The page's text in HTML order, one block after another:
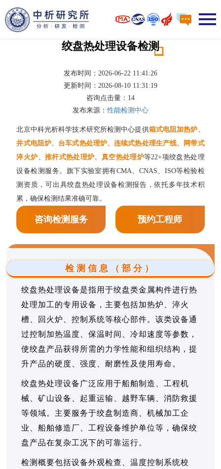
绞盘热处理设备检测
发布时间：2026-06-22 11:41:26
更新时间：2026-08-10 11:31:19
咨询点击量： 14
发布来源：性能检测中心
北京中科光析科学技术研究所检测中心提供箱式电阻加热炉、
井式电阻炉、台车式热处理炉、连续式热处理生产线、网带式
淬火炉、推杆式热处理炉、真空热处理炉等22+项绞盘热处理
设备检测服务。旗下实验室拥有CMA、CNAS、ISO等检验检
测资质，可出具绞盘热处理设备检测报告，依托多年技术积
累，确保检测结果准确可靠。
咨询检测服务 预约工程师
检测信息（部分）
绞盘热处理设备是指用于绞盘类金属构件进行热
处理加工的专用设备，主要包括加热炉、淬火
槽、回火炉、控制系统等核心部件。该类设备通
过控制加热温度、保温时间、冷却速度等参数，
使绞盘产品获得所需的力学性能和组织结构，提
升产品的硬度、强度、耐磨性及使用寿命。
绞盘热处理设备广泛应用于船舶制造、工程机
械、矿山设备、起重运输、越野车辆、消防救援
等领域。主要服务于绞盘制造商、机械加工企
业、船舶修造厂、工程设备维护单位等，确保绞
盘产品在复杂工况下的可靠运行。
检测概要包括设备外观检查、温度控制系统校